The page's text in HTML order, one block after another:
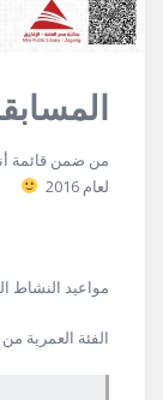
من ضمن قائمة
لعام 2016
مواعيد النشاط السبت :
الفئة العمرية من 11 الى 15 سنة